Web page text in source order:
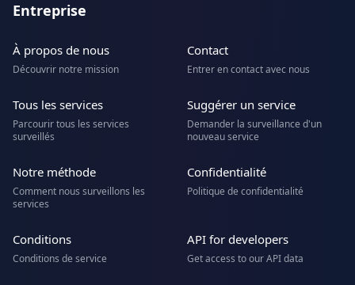
Entreprise
À propos de nous
Découvrir notre mission
Contact
Entrer en contact avec nous
Tous les services
Parcourir tous les services
surveillés
Suggérer un service
Demander la surveillance d'un
nouveau service
Notre méthode
Comment nous surveillons les
services
Confidentialité
Politique de confidentialité
Conditions
Conditions de service
API for developers
Get access to our API data